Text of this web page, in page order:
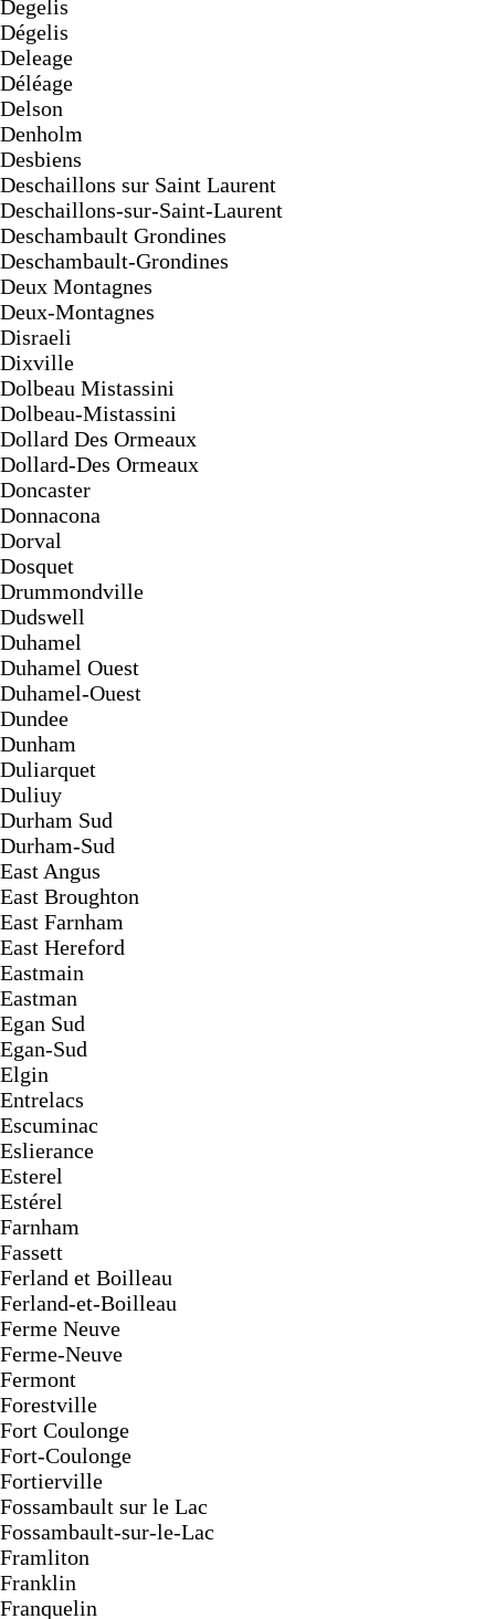
Degelis
Dégelis
Deleage
Déléage
Delson
Denholm
Desbiens
Deschaillons sur Saint Laurent
Deschaillons-sur-Saint-Laurent
Deschambault Grondines
Deschambault-Grondines
Deux Montagnes
Deux-Montagnes
Disraeli
Dixville
Dolbeau Mistassini
Dolbeau-Mistassini
Dollard Des Ormeaux
Dollard-Des Ormeaux
Doncaster
Donnacona
Dorval
Dosquet
Drummondville
Dudswell
Duhamel
Duhamel Ouest
Duhamel-Ouest
Dundee
Dunham
Duliarquet
Duliuy
Durham Sud
Durham-Sud
East Angus
East Broughton
East Farnham
East Hereford
Eastmain
Eastman
Egan Sud
Egan-Sud
Elgin
Entrelacs
Escuminac
Eslierance
Esterel
Estérel
Farnham
Fassett
Ferland et Boilleau
Ferland-et-Boilleau
Ferme Neuve
Ferme-Neuve
Fermont
Forestville
Fort Coulonge
Fort-Coulonge
Fortierville
Fossambault sur le Lac
Fossambault-sur-le-Lac
Framliton
Franklin
Franquelin